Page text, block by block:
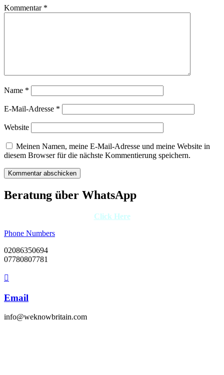
Kommentar *
Name *
E-Mail-Adresse *
Website
Meinen Namen, meine E-Mail-Adresse und meine Website in
diesem Browser für die nächste Kommentierung speichern.
Beratung über WhatsApp
Click Here
Phone Numbers
02086350694
07780807781
Email
info@weknowbritain.com